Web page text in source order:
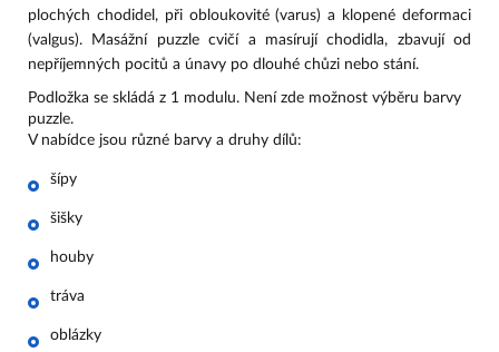
plochých chodidel, při obloukovité (varus) a klopené deformaci
(valgus). Masážní puzzle cvičí a masírují chodidla, zbavují od
nepříjemných pocitů a únavy po dlouhé chůzi nebo stání.
Podložka se skládá z 1 modulu. Není zde možnost výběru barvy
puzzle.
V nabídce jsou různé barvy a druhy dílů:
šípy
šišky
houby
tráva
oblázky